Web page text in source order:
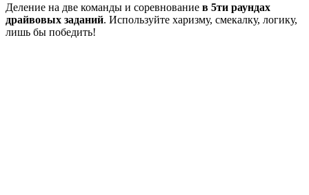
Деление на две команды и соревнование в 5ти раундах
драйвовых заданий. Используйте харизму, смекалку, логику,
лишь бы победить!